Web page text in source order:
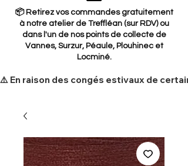
📦 Retirez vos commandes gratuitement
à notre atelier de Treffléan (sur RDV) ou
dans l'un de nos points de collecte de
Vannes, Surzur, Péaule, Plouhinec et
Locminé.
​⚠️ En raison des congés estivaux de